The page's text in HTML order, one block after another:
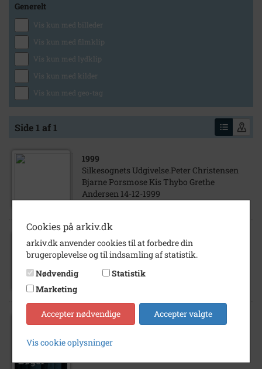
Generelt
Vis kun med billeder
Vis kun med filmklip
Vis kun med lydklip
Vis kun med kilder
Vis kun med geo-tag
Side 1 af 1
1999
Silkesognets Udgivelse.Peter Christensen
Bjarne Porsmose Kis Thybo Grethe
Andersen 14-12-1999
1988
Ejby lokal Arkivs årsmøde i Balslev Forsam
lingshus, den 11-05-1988. Balslev sogn
FRA HØVDINGEDØMME TIL STATIONSBY
Cookies på arkiv.dk
arkiv.dk anvender cookies til at forbedre din
brugeroplevelse og til indsamling af statistik.
Nødvendig
Statistik
Marketing
Accepter nødvendige Accepter valgte
Vis cookie oplysninger